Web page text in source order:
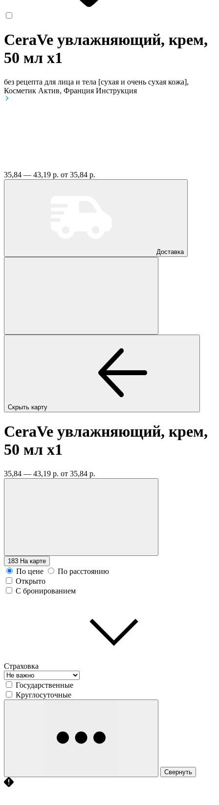
CeraVe увлажняющий, крем,
50 мл x1
без рецепта для лица и тела [сухая и очень сухая кожа],
Косметик Актив, Франция Инструкция
35,84 — 43,19 р. от 35,84 р.
Доставка
Скрыть карту
CeraVe увлажняющий, крем,
50 мл x1
35,84 — 43,19 р. от 35,84 р.
183 На карте
По цене
По расстоянию
Открыто
С бронированием
Страховка
Государственные
Круглосуточные
Свернуть